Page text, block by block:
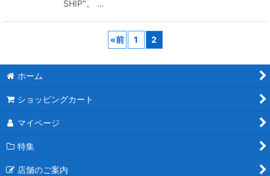
SHIP"。 …
«前 1 2
ホーム
ショッピングカート
マイページ
特集
店舗のご案内